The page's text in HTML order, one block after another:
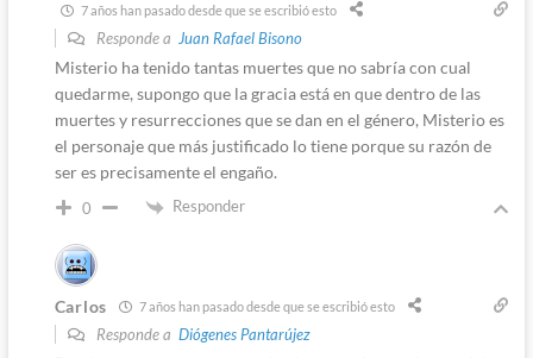
7 años han pasado desde que se escribió esto
Responde a Juan Rafael Bisono
Misterio ha tenido tantas muertes que no sabría con cual
quedarme, supongo que la gracia está en que dentro de las
muertes y resurrecciones que se dan en el género, Misterio es
el personaje que más justificado lo tiene porque su razón de
ser es precisamente el engaño.
0 Responder
Carlos 7 años han pasado desde que se escribió esto
Responde a Diógenes Pantarújez